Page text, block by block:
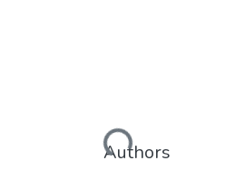
Loading...
Authors